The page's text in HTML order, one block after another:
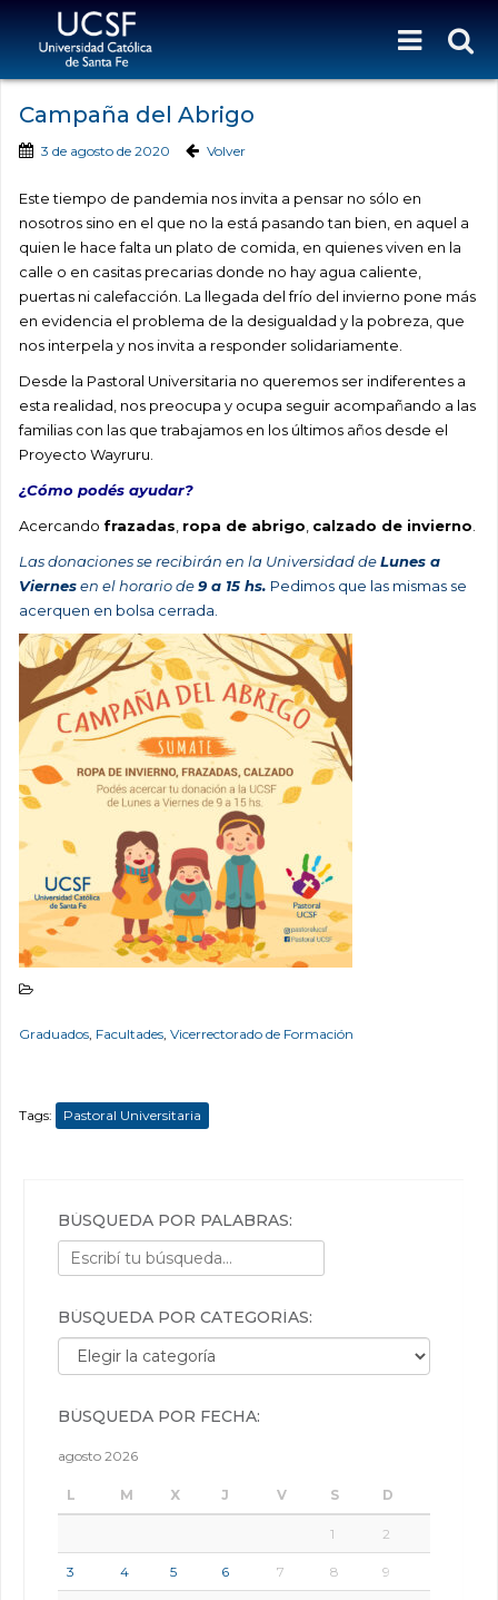
Campaña del Abrigo
3 de agosto de 2020 Volver
Este tiempo de pandemia nos invita a pensar no sólo en
nosotros sino en el que no la está pasando tan bien, en aquel a
quien le hace falta un plato de comida, en quienes viven en la
calle o en casitas precarias donde no hay agua caliente,
puertas ni calefacción. La llegada del frío del invierno pone más
en evidencia el problema de la desigualdad y la pobreza, que
nos interpela y nos invita a responder solidariamente.
Desde la Pastoral Universitaria no queremos ser indiferentes a
esta realidad, nos preocupa y ocupa seguir acompañando a las
familias con las que trabajamos en los últimos años desde el
Proyecto Wayruru.
¿Cómo podés ayudar?
Acercando frazadas ropa de abrigo calzado de invierno
Las donaciones se recibirán en la Universidad deLunes a
Viernesen el horario de9 a 15 hs. Pedimos que las mismas se
acerquen en bolsa cerrada.
Graduados, Facultades, Vicerrectorado de Formación
Tags: Pastoral Universitaria
BÚSQUEDA POR PALABRAS:
BÚSQUEDA POR CATEGORÍAS:
Búsqueda por categorías:
BÚSQUEDA POR FECHA:
agosto 2026
L M X J V S D
1 2
3 4 5 6 7 8 9